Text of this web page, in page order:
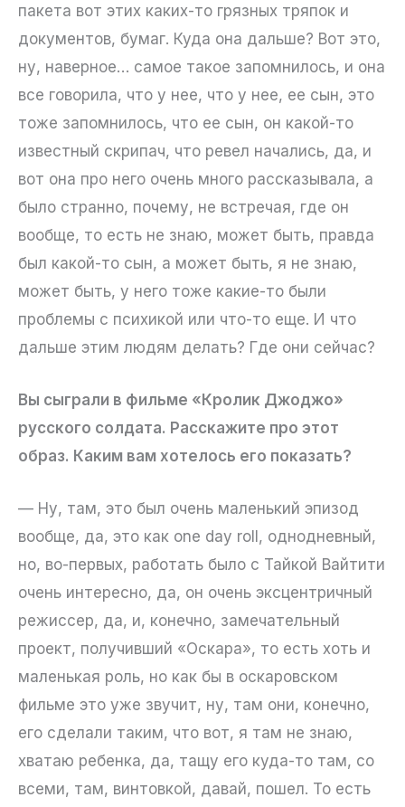
пакета вот этих каких-то грязных тряпок и
документов, бумаг. Куда она дальше? Вот это,
ну, наверное… самое такое запомнилось, и она
все говорила, что у нее, что у нее, ее сын, это
тоже запомнилось, что ее сын, он какой-то
известный скрипач, что ревел начались, да, и
вот она про него очень много рассказывала, а
было странно, почему, не встречая, где он
вообще, то есть не знаю, может быть, правда
был какой-то сын, а может быть, я не знаю,
может быть, у него тоже какие-то были
проблемы с психикой или что-то еще. И что
дальше этим людям делать? Где они сейчас?
Вы сыграли в фильме «Кролик Джоджо»
русского солдата. Расскажите про этот
образ. Каким вам хотелось его показать?
— Ну, там, это был очень маленький эпизод
вообще, да, это как one day roll, однодневный,
но, во-первых, работать было с Тайкой Вайтити
очень интересно, да, он очень эксцентричный
режиссер, да, и, конечно, замечательный
проект, получивший «Оскара», то есть хоть и
маленькая роль, но как бы в оскаровском
фильме это уже звучит, ну, там они, конечно,
его сделали таким, что вот, я там не знаю,
хватаю ребенка, да, тащу его куда-то там, со
всеми, там, винтовкой, давай, пошел. То есть